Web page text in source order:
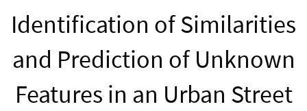
Identification of Similarities
and Prediction of Unknown
Features in an Urban Street